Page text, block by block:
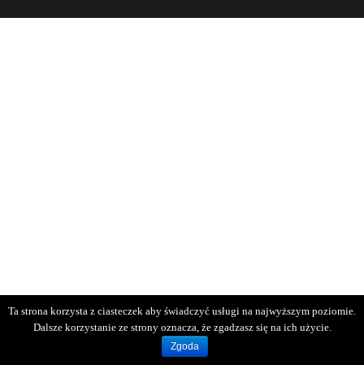
Ta strona korzysta z ciasteczek aby świadczyć usługi na najwyższym poziomie.
Dalsze korzystanie ze strony oznacza, że zgadzasz się na ich użycie.
Zgoda